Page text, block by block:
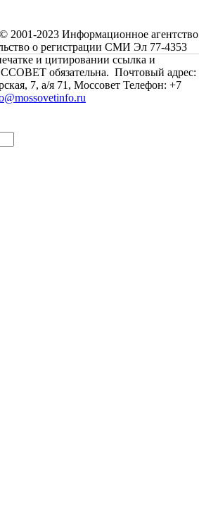
2023 Информационное агентство
о регистрации СМИ Эл 77-4353
и цитировании ссылка и
обязательна. Почтовый адрес:
7, а/я 71, Моссовет Телефон: +7